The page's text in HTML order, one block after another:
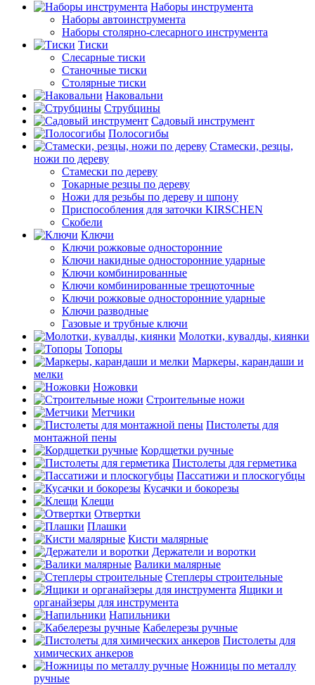
Наборы инструмента
Наборы автоинструмента
Наборы столярно-слесарного инструмента
Тиски
Слесарные тиски
Станочные тиски
Столярные тиски
Наковальни
Струбцины
Садовый инструмент
Полосогибы
Стамески, резцы,
ножи по дереву
Стамески по дереву
Токарные резцы по дереву
Ножи для резьбы по дереву и шпону
Приспособления для заточки KIRSCHEN
Скобели
Ключи
Ключи рожковые односторонние
Ключи накидные односторонние ударные
Ключи комбинированные
Ключи комбинированные трещоточные
Ключи рожковые односторонние ударные
Ключи разводные
Газовые и трубные ключи
Молотки, кувалды, киянки
Топоры
Маркеры, карандаши и
мелки
Ножовки
Строительные ножи
Метчики
Пистолеты для
монтажной пены
Кордщетки ручные
Пистолеты для герметика
Пассатижи и плоскогубцы
Кусачки и бокорезы
Клещи
Отвертки
Плашки
Кисти малярные
Держатели и воротки
Валики малярные
Степлеры строительные
Ящики и
органайзеры для инструмента
Напильники
Кабелерезы ручные
Пистолеты для
химических анкеров
Ножницы по металлу
ручные